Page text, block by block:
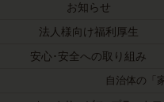
お知らせ
法人様向け福利厚生
安心･安全への取り組み
自治体の「